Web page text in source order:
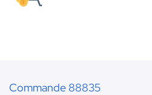
Commande 88835